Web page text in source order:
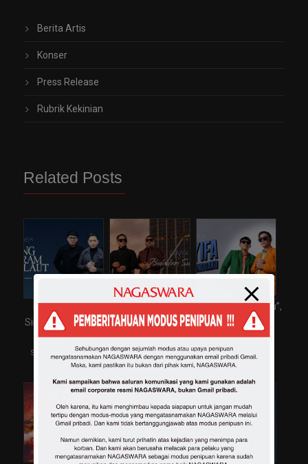
Berita Artis
Konser
Press Release
Rubrik Kekinian
Related Posts
Luvia Band Rilis
Single Baru “Buang
Garam Di Laut”
September 12, 2025
Luvia Band Rilis
“Bidadari Surgaku”
Siap Sukseskan
Pop Melayu
June 26, 2026
“Syifa Tetanggaku”,
Single Terbaru
Luvia Band Pop
Melayu
April 10, 2026